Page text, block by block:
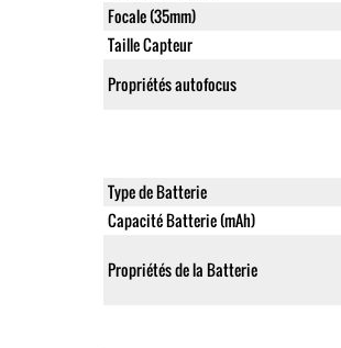
Focale (35mm)
Taille Capteur
Propriétés autofocus
Type de Batterie
Capacité Batterie (mAh)
Propriétés de la Batterie